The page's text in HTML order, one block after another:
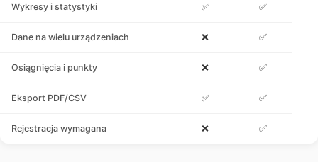
Wykresy i statystyki ✅ ✅
Dane na wielu urządzeniach ❌ ✅
Osiągnięcia i punkty ❌ ✅
Eksport PDF/CSV ✅ ✅
Rejestracja wymagana ❌ ✅